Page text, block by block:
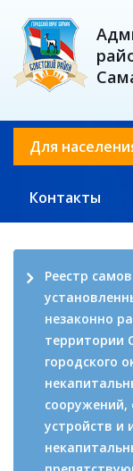
Для
Контакты
Реестр
незаконно
территории
городского
устройств и